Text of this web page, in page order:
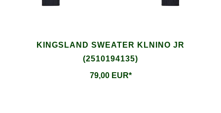
KINGSLAND SWEATER KLNINO JR
(2510194135)
79,00 EUR*